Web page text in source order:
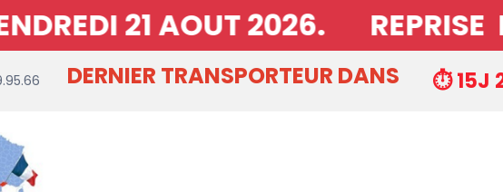
21 AOUT 2026. REPRISE
DERNIER TRANSPORTEUR DANS ⏱️ 15J